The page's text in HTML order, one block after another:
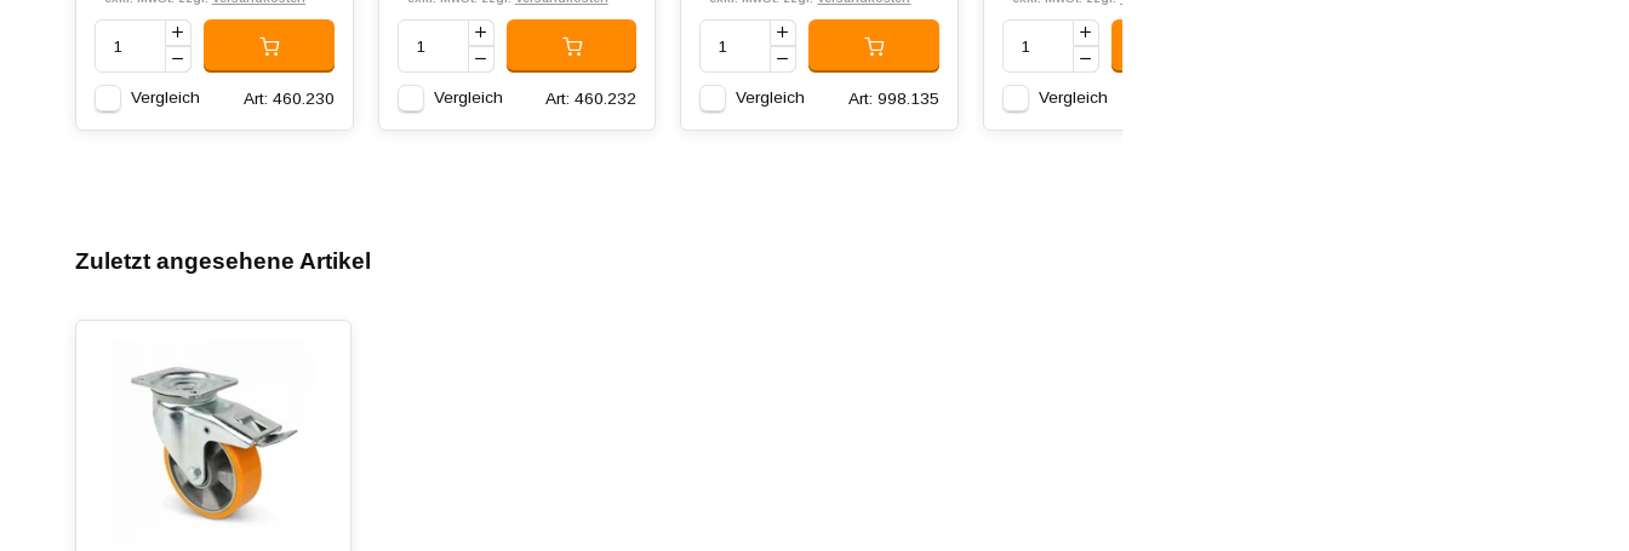
Vergleich Art: 460.230 Vergleich Art: 460.232 Vergleich Art: 998.135 Vergleich
Zuletzt angesehene Artikel